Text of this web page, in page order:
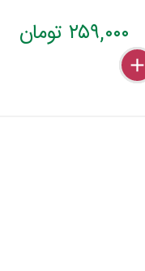
۲۵۹,۰۰۰ تومان
delete
remove
add